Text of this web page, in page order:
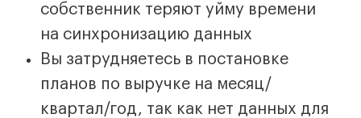
собственник теряют уйму времени
на синхронизацию данных
Вы затрудняетесь в постановке
планов по выручке на месяц/
квартал/год, так как нет данных для